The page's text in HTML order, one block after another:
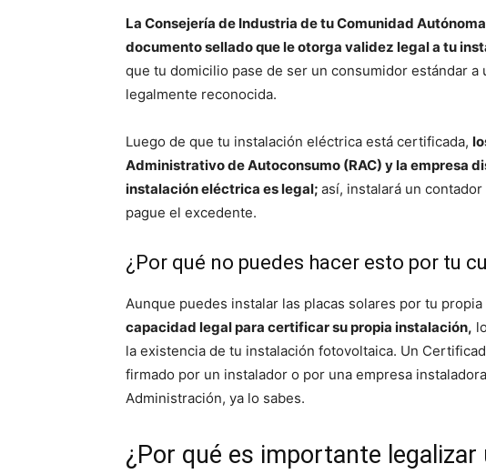
La Consejería de Industria de tu Comunidad
documento sellado que le otorga validez legal a tu
que tu domicilio pase de ser un consumidor estándar
legalmente reconocida.
Luego de que tu instalación eléctrica está certificada,
Administrativo de Autoconsumo (RAC) y la empresa
instalación eléctrica es legal; así, instalará un
pague el excedente.
¿Por qué no puedes hacer esto por tu
Aunque puedes instalar las placas solares por tu propia
capacidad legal para certificar su propia instalación,
la existencia de tu instalación fotovoltaica. Un
firmado por un instalador o por una empresa
Administración, ya lo sabes.
¿Por qué es importante legalizar